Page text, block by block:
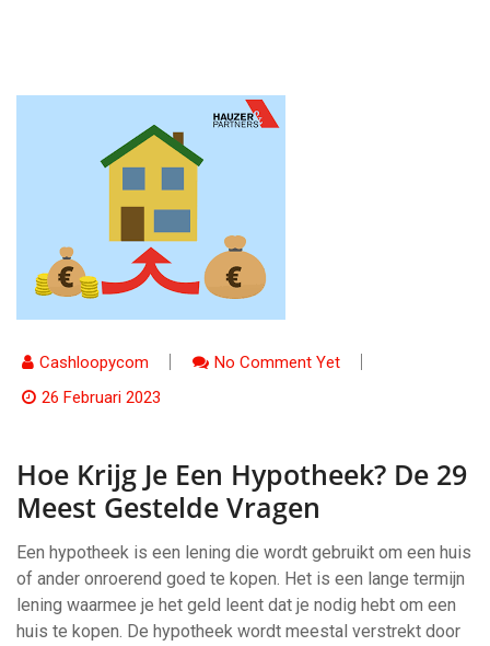
Cashloopycom
No Comment Yet
26 Februari 2023
Hoe Krijg Je Een Hypotheek? De 29
Meest Gestelde Vragen
Een hypotheek is een lening die wordt gebruikt om een huis
of ander onroerend goed te kopen. Het is een lange termijn
lening waarmee je het geld leent dat je nodig hebt om een
huis te kopen. De hypotheek wordt meestal verstrekt door